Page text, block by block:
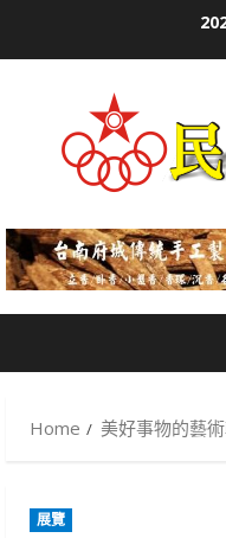
Home 美好事物的藝
展覽